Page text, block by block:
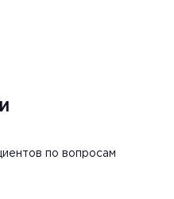
по вопросам